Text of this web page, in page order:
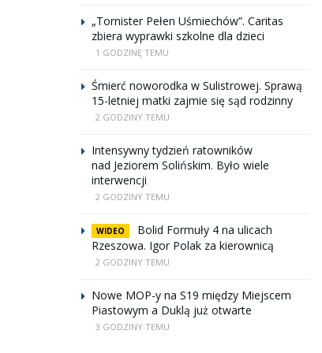
„Tornister Pełen Uśmiechów”. Caritas
zbiera wyprawki szkolne dla dzieci
1 GODZINĘ TEMU
Śmierć noworodka w Sulistrowej. Sprawą
15-letniej matki zajmie się sąd rodzinny
2 GODZINY TEMU
Intensywny tydzień ratowników
nad Jeziorem Solińskim. Było wiele
interwencji
2 GODZINY TEMU
WIDEO
Bolid Formuły 4 na ulicach
Rzeszowa. Igor Polak za kierownicą
2 GODZINY TEMU
Nowe MOP-y na S19 między Miejscem
Piastowym a Duklą już otwarte
3 GODZINY TEMU